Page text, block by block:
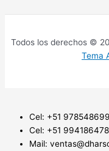
Todos los derechos ©
Tema
Cel: +51 978548699
Cel: +51 994186478
Mail: